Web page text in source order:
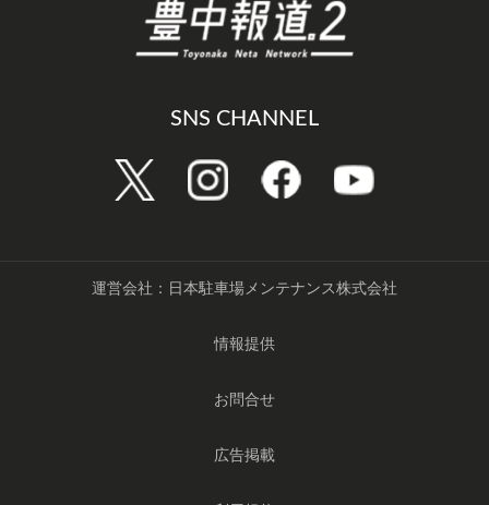
SNS CHANNEL
運営会社：日本駐車場メンテナンス株式会社
情報提供
お問合せ
広告掲載